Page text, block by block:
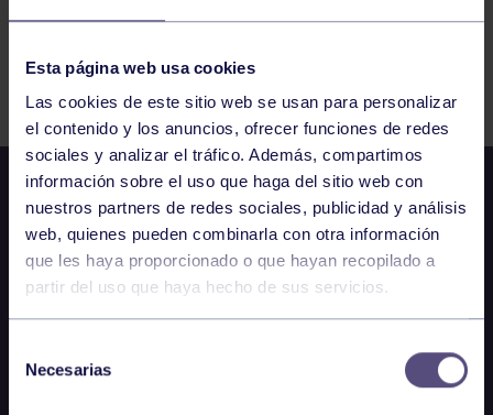
Esta página web usa cookies
Las cookies de este sitio web se usan para personalizar
el contenido y los anuncios, ofrecer funciones de redes
sociales y analizar el tráfico. Además, compartimos
información sobre el uso que haga del sitio web con
nuestros partners de redes sociales, publicidad y análisis
web, quienes pueden combinarla con otra información
que les haya proporcionado o que hayan recopilado a
partir del uso que haya hecho de sus servicios.
Necesarias